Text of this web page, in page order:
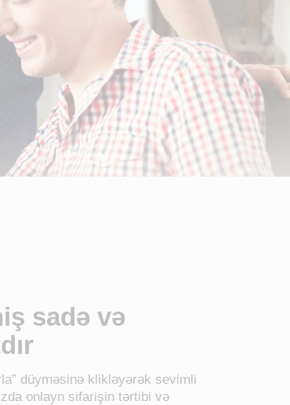
sadə və
düyməsinə klikləyərək sevimli
onlayn sifarişin tərtibi və